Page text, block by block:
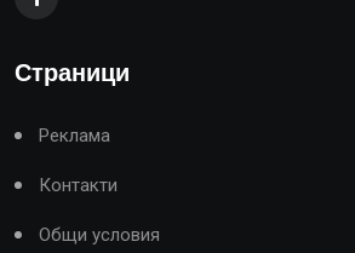
Страници
Реклама
Контакти
Общи условия